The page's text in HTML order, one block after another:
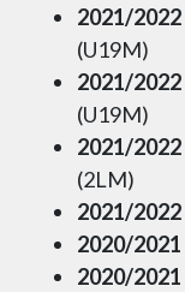
2021/2022
(U19M)
2021/2022
(U19M)
2021/2022
(2LM)
2021/2022
2020/2021
2020/2021